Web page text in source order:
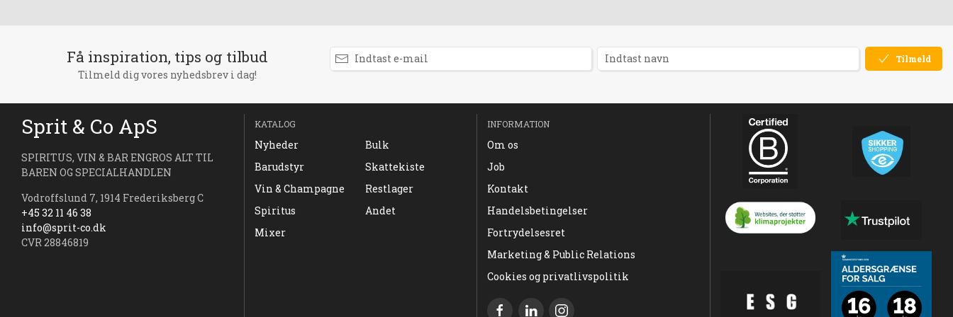
Få inspiration, tips og tilbud
Tilmeld dig vores nyhedsbrev i dag!
Tilmeld
Sprit & Co ApS
SPIRITUS, VIN & BAR ENGROS ALT TIL
BAREN OG SPECIALHANDLEN
Vodroffslund 7, 1914 Frederiksberg C
+45 32 11 46 38
info@sprit-co.dk
CVR 28846819
KATALOG
Nyheder
Barudstyr
Vin & Champagne
Spiritus
Mixer
Bulk
Skattekiste
Restlager
Andet
INFORMATION
Om os
Job
Kontakt
Handelsbetingelser
Fortrydelsesret
Marketing & Public Relations
Cookies og privatlivspolitik